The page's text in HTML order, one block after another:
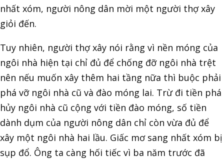
nhất xóm, người nông dân mời một người thợ xây
giỏi đến.
Tuy nhiên, người thợ xây nói rằng vì nền móng của
ngôi nhà hiện tại chỉ đủ để chống đỡ ngôi nhà trệt
nên nếu muốn xây thêm hai tầng nữa thì buộc phải
phá vỡ ngôi nhà cũ và đào móng lai. Trừ đi tiền phá
hủy ngôi nhà cũ cộng với tiền đào móng, số tiền
dành dụm của người nông dân chỉ còn vừa đủ để
xây một ngôi nhà hai lầu. Giấc mơ sang nhất xóm bị
sụp đổ. Ông ta càng hối tiếc vì ba năm trước đã